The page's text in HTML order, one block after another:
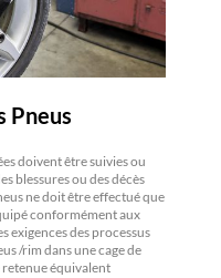
Pneus
doivent être suivies ou
blessures ou des décès
ne doit être effectué que
conformément aux
exigences des processus
/rim dans une cage de
équivalent